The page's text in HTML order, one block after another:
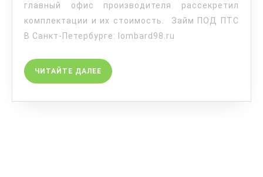
главный офис производителя рассекретил
комплектации и их стоимость. Займ ПОД ПТС
В Санкт-Петербурге: lombard98.ru
ЧИТАЙТЕ ДАЛЕЕ